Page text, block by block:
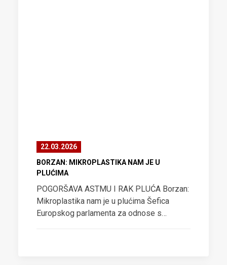
22.03.2026
BORZAN: MIKROPLASTIKA NAM JE U
PLUĆIMA
POGORŠAVA ASTMU I RAK PLUĆA Borzan:
Mikroplastika nam je u plućima Šefica
Europskog parlamenta za odnose s…